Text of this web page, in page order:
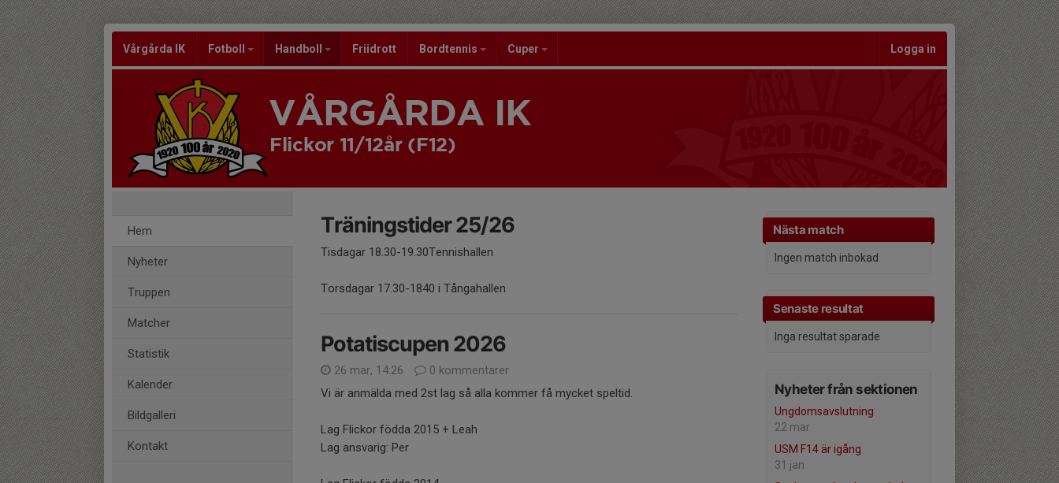
Vårgårda IK Fotboll Handboll Friidrott Bordtennis Cuper Logga in
VÅRGÅRDA IK
Flickor 11/12år (F12)
Hem
Nyheter
Truppen
Matcher
Statistik
Kalender
Bildgalleri
Kontakt
Nästa match
Ingen match inbokad
Senaste resultat
Inga resultat sparade
Nyheter från sektionen
Ungdomsavslutning
22 mar
USM F14 är igång
31 jan
Träningstider 25/26
Tisdagar 18.30-19.30Tennishallen
Torsdagar 17.30-1840 i Tångahallen
Potatiscupen 2026
26 mar, 14:26
0 kommentarer
Vi är anmälda med 2st lag så alla kommer få mycket speltid.
Lag Flickor födda 2015 + Leah
Lag ansvarig: Per